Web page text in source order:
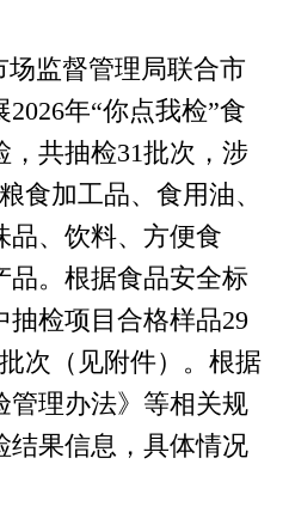
场监督管理局联合市
2026年“你点我检”食
，共抽检31批次，涉
食加工品、食用油、
品、饮料、方便食
品。根据食品安全标
抽检项目合格样品29
批次（见附件）。根据
管理办法》等相关规
结果信息，具体情况